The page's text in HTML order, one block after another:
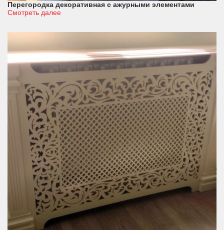
Перегородка декоративная с ажурными элементами
Смотреть далее